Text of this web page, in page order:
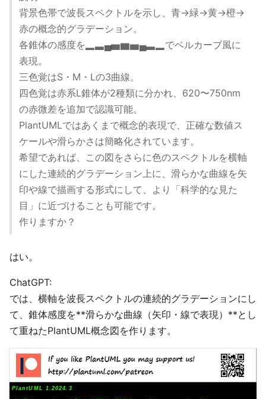
背景色帯で波長スペクトルを示し、青→緑→黄→橙→
赤の概念的グラデーション。
各錐体の感度を▂▃▄▅▆▅▄▃▂でベルカーブ風に
表現。
三色覚はS・M・Lの3曲線。
四色覚は赤系L錐体が2種類に分かれ、620〜750nm
の赤微差を追加で認識可能。
PlantUMLではあくまで概念的表現で、正確な数値ス
ケールや滑らかさは簡略化されています。
希望であれば、この図をさらに色のスペクトルを横軸
にした連続的グラデーション上に、滑らかな曲線を矢
印や線で描画する形式にして、より「科学的な見た
目」に近づけることも可能です。
作りますか？
はい。
ChatGPT:
では、横軸を波長スペクトルの連続的グラデーションにし
て、錐体感度を**滑らかな曲線（矢印・線で表現）**とし
て重ねたPlantUML概念図を作ります。